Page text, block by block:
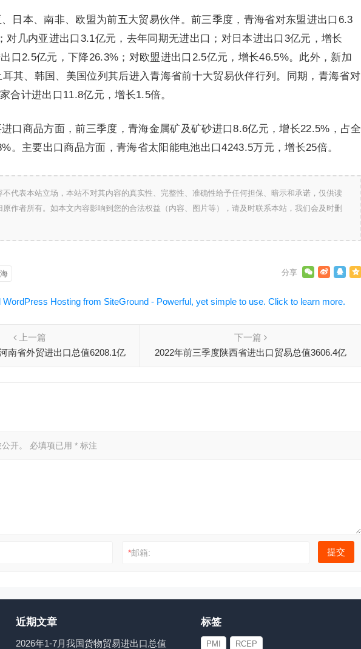
日本、南非、欧盟为前五大贸易伙伴。前三季度，青海省对东盟进出口6.3
对几内亚进出口3.1亿元，去年同期无进出口；对日本进出口3亿元，增长
口2.5亿元，下降26.3%；对欧盟进出口2.5亿元，增长46.5%。此外，新加
其、韩国、美国位列其后进入青海省前十大贸易伙伴行列。同期，青海省对
合计进出口11.8亿元，增长1.5倍。
口商品方面，前三季度，青海金属矿及矿砂进口8.6亿元，增长22.5%，占全
。主要出口商品方面，青海省太阳能电池出口4243.5万元，增长25倍。
不代表本站立场，本站不对其内容的真实性、完整性、准确性给予任何担保、暗示和承诺，仅供读
作者所有。如本文内容影响到您的合法权益（内容、图片等），请及时联系本站，我们会及时删
上一篇
南省外贸进出口总值6208.1亿
下一篇
2022年前三季度陕西省进出口贸易总值3606.4亿
开。 必填项已用 * 标注
*邮箱:
近期文章
2026年1-7月我国货物贸易进出口总值
标签
PMI RCEP